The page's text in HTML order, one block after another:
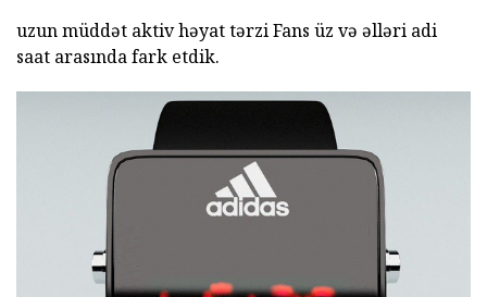
uzun müddət aktiv həyat tərzi Fans üz və əlləri adi
saat arasında fark etdik.